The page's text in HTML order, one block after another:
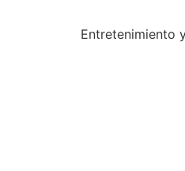
Entretenimiento